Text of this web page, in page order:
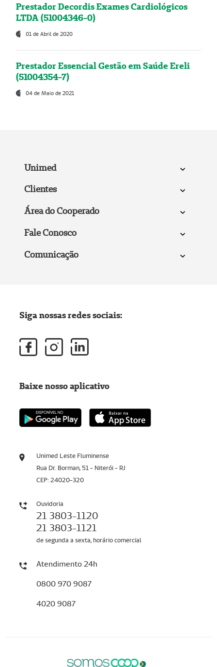
Prestador Decordis Exames Cardiológicos
LTDA (51004346-0)
01 de Abril de 2020
Prestador Essencial Gestão em Saúde Ereli
(51004354-7)
04 de Maio de 2021
Unimed
Clientes
Área do Cooperado
Fale Conosco
Comunicação
Unimed Leste Fluminense
Rua Dr. Borman, 51 - Niterói - RJ
CEP: 24020-320
Ouvidoria
21 3803-1120
21 3803-1121
de segunda a sexta, horário comercial
Atendimento 24h
0800 970 9087
4020 9087
Siga nossas redes sociais:
Baixe nosso aplicativo